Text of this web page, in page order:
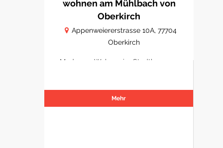
wohnen am Mühlbach von
Oberkirch
Appenweiererstrasse 10A, 77704
Oberkirch
Modernes Wohnen im Stadtkern von
Mehr